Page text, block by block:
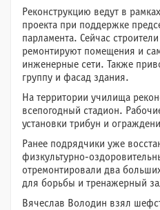
Реконструкцию ведут в
проекта при поддержке
парламента. Сейчас
ремонтируют помещения и
инженерные сети. Также
группу и фасад здания.
На территории училища
всепогодный стадион.
установки трибун и
Ранее подрядчики уже
физкультурно-
отремонтировали два
для борьбы и тренажерный
Вячеслав Володин взял